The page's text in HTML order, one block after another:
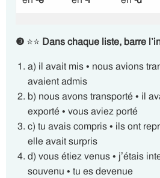
❸ ⭐⭐ Dans chaque liste, barre
a) il avait mis • nous avions
avaient admis
b) nous avons transporté • il
exporté • vous aviez porté
c) tu avais compris • ils ont
elle avait surpris
d) vous étiez venus • j’étais
souvenu • tu es devenue